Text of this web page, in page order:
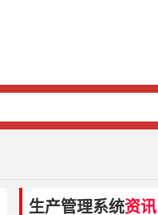
生产管理系统资讯